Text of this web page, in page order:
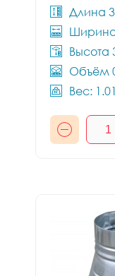
Длина
Высота
Объём
Вес: